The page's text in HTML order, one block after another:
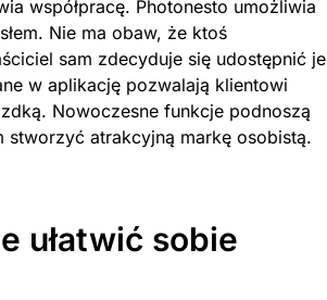
współpracę. Photonesto umożliwia
Nie ma obaw, że ktoś
sam zdecyduje się udostępnić je
w aplikację pozwalają klientowi
Nowoczesne funkcje podnoszą
stworzyć atrakcyjną markę osobistą.
ułatwić sobie